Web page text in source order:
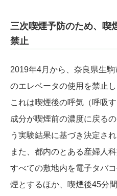
三次喫煙予防のため、喫
禁止
2019年4月から、奈良県生
のエレベータの使用を禁止し
これは喫煙後の呼気（呼吸
成分が喫煙前の濃度に戻る
う実験結果に基づき決定され
また、都内のとある産婦人
すべての敷地内を電子タバ
煙とするほか、喫煙後45分